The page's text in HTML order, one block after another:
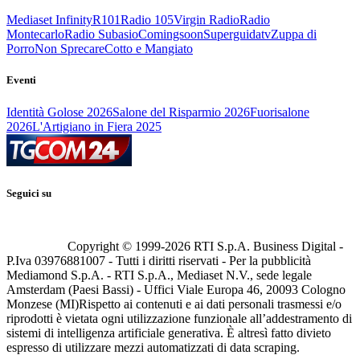
Mediaset InfinityR101Radio 105Virgin RadioRadio
MontecarloRadio SubasioComingsoonSuperguidatvZuppa di
PorroNon SprecareCotto e Mangiato
Eventi
Identità Golose 2026Salone del Risparmio 2026Fuorisalone
2026L'Artigiano in Fiera 2025
Seguici su
Copyright © 1999-2026 RTI S.p.A. Business Digital -
P.Iva 03976881007 - Tutti i diritti riservati - Per la pubblicità
Mediamond S.p.A. - RTI S.p.A., Mediaset N.V., sede legale
Amsterdam (Paesi Bassi) - Uffici Viale Europa 46, 20093 Cologno
Monzese (MI)Rispetto ai contenuti e ai dati personali trasmessi e/o
riprodotti è vietata ogni utilizzazione funzionale all’addestramento di
sistemi di intelligenza artificiale generativa. È altresì fatto divieto
espresso di utilizzare mezzi automatizzati di data scraping.